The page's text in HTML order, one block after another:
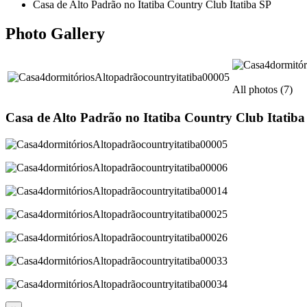
Casa de Alto Padrão no Itatiba Country Club Itatiba SP
Photo Gallery
All photos (7)
Casa de Alto Padrão no Itatiba Country Club Itatiba